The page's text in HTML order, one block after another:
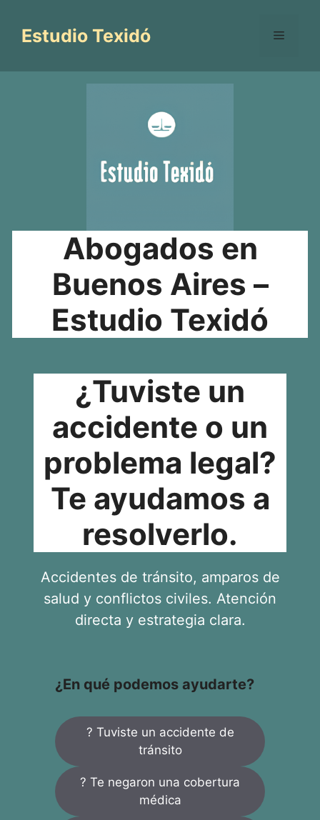
contenido
Estudio Texidó Menú
Abogados en
Buenos Aires –
Estudio Texidó
¿Tuviste un
accidente o un
problema legal?
Te ayudamos a
resolverlo.
Accidentes de tránsito, amparos de
salud y conflictos civiles. Atención
directa y estrategia clara.
¿En qué podemos ayudarte?
? Tuviste un accidente de
tránsito
? Te negaron una cobertura
médica